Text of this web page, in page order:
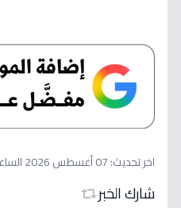
اخر تحديث:07 أغسطس 2026 الساعة 06:48 صباحاً
شارك الخبر